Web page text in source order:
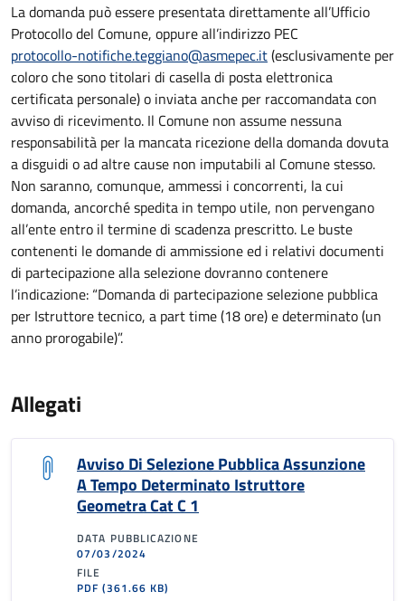
La domanda può essere presentata direttamente all’Ufficio
Protocollo del Comune, oppure all’indirizzo PEC
protocollo-notifiche.teggiano@asmepec.it(esclusivamente per
coloro che sono titolari di casella di posta elettronica
certificata personale) o inviata anche per raccomandata con
avviso di ricevimento. Il Comune non assume nessuna
responsabilità per la mancata ricezione della domanda dovuta
a disguidi o ad altre cause non imputabili al Comune stesso.
Non saranno, comunque, ammessi i concorrenti, la cui
domanda, ancorché spedita in tempo utile, non pervengano
all’ente entro il termine di scadenza prescritto. Le buste
contenenti le domande di ammissione ed i relativi documenti
di partecipazione alla selezione dovranno contenere
l’indicazione: “Domanda di partecipazione selezione pubblica
per Istruttore tecnico, a part time (18 ore) e determinato (un
anno prorogabile)”.
Allegati
Avviso Di Selezione Pubblica Assunzione
A Tempo Determinato Istruttore
Geometra Cat C 1
DATA PUBBLICAZIONE
07/03/2024
FILE
PDF(361.66 KB)